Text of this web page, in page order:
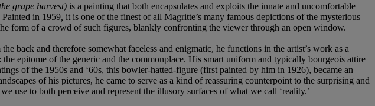
grape harvest) is a painting that both encapsulates and exploits the innate and uncomfortable
in 1959 it is one of the finest of all Magritte’s many famous depictions of the mysterious
form of a crowd of such figures, blankly confronting the viewer through an open window.
back and therefore somewhat faceless and enigmatic, he functions in the artist’s work as a
epitome of the generic and the commonplace. His smart uniform and typically bourgeois attire
of the 1950s and ‘60s, this bowler-hatted-figure (first painted by him in 1926), became an
of his pictures, he came to serve as a kind of reassuring counterpoint to the surprising and
use to both perceive and represent the illusory surfaces of what we call ‘reality.’